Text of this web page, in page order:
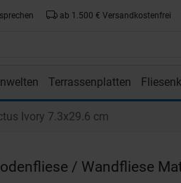
ab 1.500 € Versandkostenfrei
Terrassenplatten
Ivory 7.3x29.6 cm
/ Wandfliese